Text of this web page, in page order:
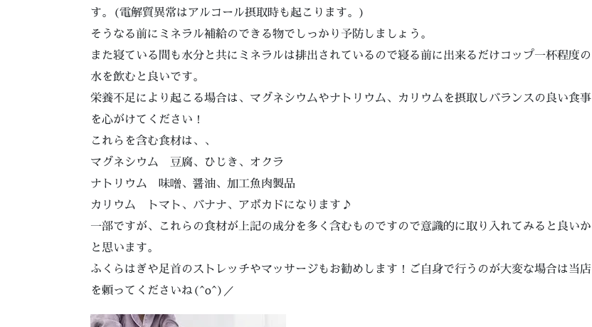
す。(電解質異常はアルコール摂取時も起こります。)
そうなる前にミネラル補給のできる物でしっかり予防しましょう。
また寝ている間も水分と共にミネラルは排出されているので寝る前に出来るだけコップ一杯程度の
水を飲むと良いです。
栄養不足により起こる場合は、マグネシウムやナトリウム、カリウムを摂取しバランスの良い食事
を心がけてください！
これらを含む食材は、、
マグネシウム 豆腐、ひじき、オクラ
ナトリウム 味噌、醤油、加工魚肉製品
カリウム トマト、バナナ、アボカドになります♪
一部ですが、これらの食材が上記の成分を多く含むものですので意識的に取り入れてみると良いか
と思います。
ふくらはぎや足首のストレッチやマッサージもお勧めします！ご自身で行うのが大変な場合は当店
を頼ってくださいね(^o^)／